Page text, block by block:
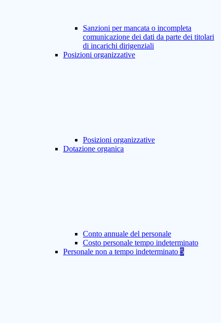
Sanzioni per mancata o incompleta
comunicazione dei dati da parte dei titolari
di incarichi dirigenziali
Posizioni organizzative
Posizioni organizzative
Dotazione organica
Conto annuale del personale
Costo personale tempo indeterminato
Personale non a tempo indeterminato 5